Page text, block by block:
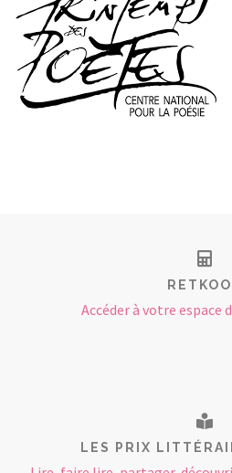
Accéder à votre espace
LES PRIX